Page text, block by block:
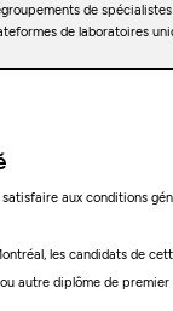
de
de laboratoires
aux conditions
les candidats de
autre diplôme de